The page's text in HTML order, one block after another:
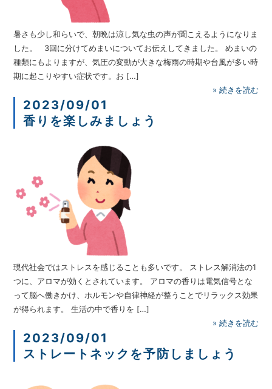
暑さも少し和らいで、朝晩は涼し気な虫の声が聞こえるようになりま
した。 3回に分けてめまいについてお伝えしてきました。 めまいの
種類にもよりますが、気圧の変動が大きな梅雨の時期や台風が多い時
期に起こりやすい症状です。お […]
» 続きを読む
2023/09/01
香りを楽しみましょう
現代社会ではストレスを感じることも多いです。 ストレス解消法の1
つに、アロマが効くとされています。 アロマの香りは電気信号とな
って脳へ働きかけ、ホルモンや自律神経が整うことでリラックス効果
が得られます。 生活の中で香りを […]
» 続きを読む
2023/09/01
ストレートネックを予防しましょう